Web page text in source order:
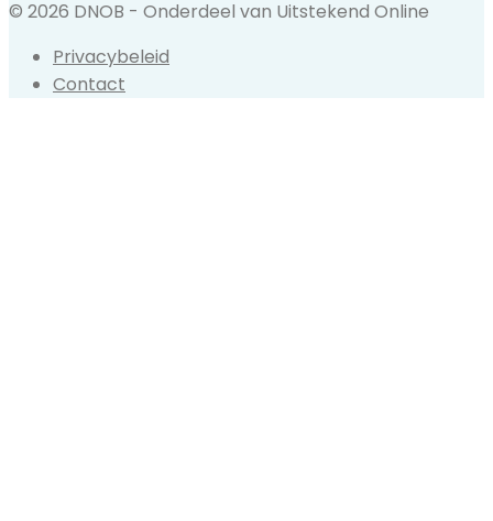
© 2026 DNOB - Onderdeel van Uitstekend Online
Privacybeleid
Contact